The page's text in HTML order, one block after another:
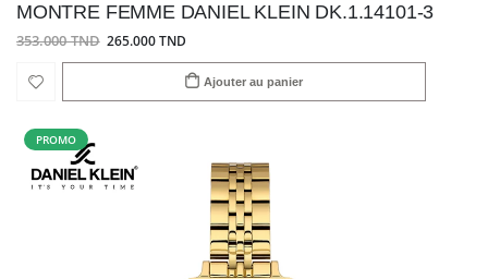
MONTRE FEMME DANIEL KLEIN DK.1.14101-3
353.000 TND 265.000 TND
Ajouter au panier
PROMO